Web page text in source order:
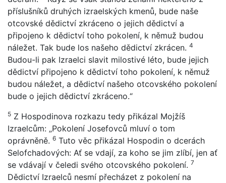
příslušníků druhých izraelských kmenů, bude naše
otcovské dědictví zkráceno o jejich dědictví a
připojeno k dědictví toho pokolení, k němuž budou
náležet. Tak bude los našeho dědictví zkrácen. 4
Budou-li pak Izraelci slavit milostivé léto, bude jejich
dědictví připojeno k dědictví toho pokolení, k němuž
budou náležet, a dědictví našeho otcovského pokolení
bude o jejich dědictví zkráceno.“
5 Z Hospodinova rozkazu tedy přikázal Mojžíš
Izraelcům: „Pokolení Josefovců mluví o tom
oprávněně. 6 Tuto věc přikázal Hospodin o dcerách
Selofchadových: Ať se vdají, za koho se jim zlíbí, jen ať
se vdávají v čeledi svého otcovského pokolení. 7
Dědictví Izraelců nesmí přecházet z pokolení na